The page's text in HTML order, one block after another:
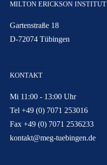
MILTON ERICKSON INSTITUT
Gartenstraße 18
D-72074 Tübingen
KONTAKT
Mi 11:00 - 13:00 Uhr
Tel +49 (0) 7071 253016
Fax +49 (0) 7071 2536233
kontakt@meg-tuebingen.de